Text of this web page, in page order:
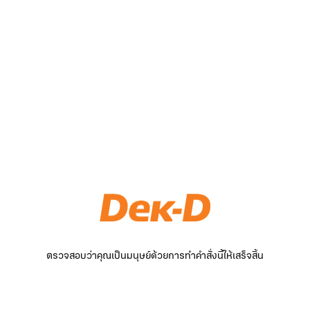
ตรวจสอบว่าคุณเป็นมนุษย์ด้วยการทำคำสั่งนี้ให้เสร็จสิ้น